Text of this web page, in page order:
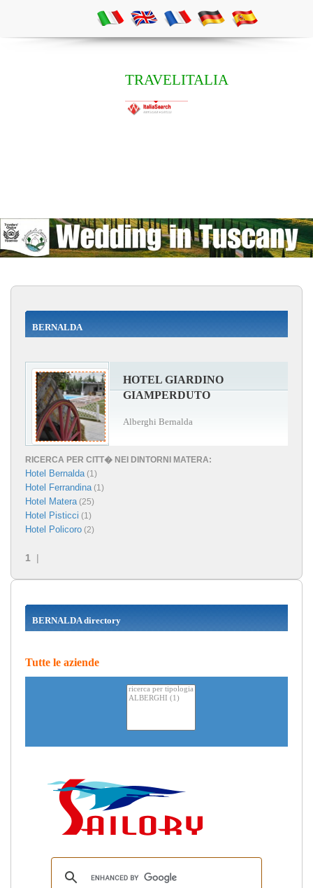
TRAVELITALIA
BERNALDA
HOTEL GIARDINO
GIAMPERDUTO
Alberghi Bernalda
RICERCA PER CITT� NEI DINTORNI MATERA:
Hotel Bernalda(1)
Hotel Ferrandina(1)
Hotel Matera(25)
Hotel Pisticci (1)
Hotel Policoro (2)
1 |
BERNALDA directory
Tutte le aziende